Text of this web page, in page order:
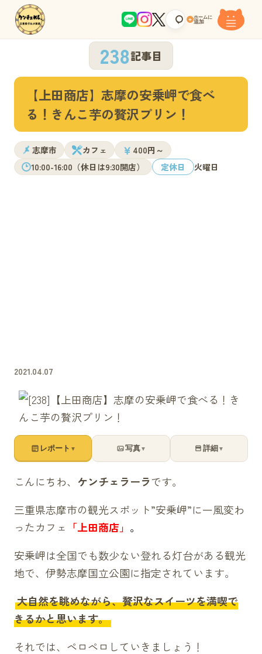
+ ホームに
追加
238記事目
【上田商店】志摩の安乗岬で食べ
る！きんこ芋の贅沢プリン！
志摩市 カフェ ￥ 400円～
10:00-16:00（休日は9:30開店）
定休日 火曜日
2021.04.07
レポート ▼ 写真▼ 詳細 ▼
こんにちわ、 ケンチェラーラです。
三重県志摩市の観光スポット”安乗岬”に一風変わ
ったカフェ 「上田商店」 。
安乗岬は全国でも数少ない登れる灯台がある観光
地で、伊勢志摩国立公園に指定されています。
大自然を眺めながら、贅沢なスイーツを満喫で
きるかと思います。
それでは、ペロペロしていきましょう！